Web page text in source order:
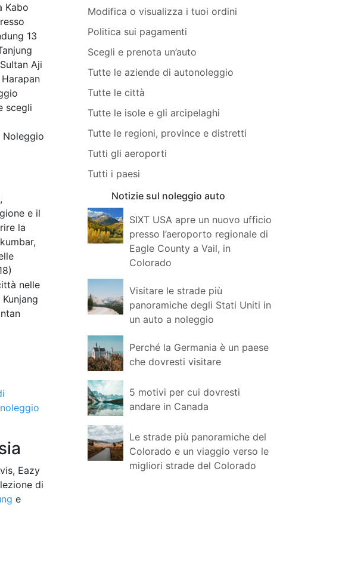
Kabo
13
Aji
scegli
Noleggio
e il
la
nelle
Eazy
di
e
Modifica o visualizza i tuoi ordini
Politica sui pagamenti
Scegli e prenota un’auto
Tutte le aziende di autonoleggio
Tutte le città
Tutte le isole e gli arcipelaghi
Tutte le regioni, province e distretti
Tutti gli aeroporti
Tutti i paesi
Notizie sul noleggio auto
SIXT USA apre un nuovo ufficio
presso l’aeroporto regionale di
Eagle County a Vail, in
Colorado
Visitare le strade più
panoramiche degli Stati Uniti in
un auto a noleggio
Perché la Germania è un paese
che dovresti visitare
5 motivi per cui dovresti
andare in Canada
Le strade più panoramiche del
Colorado e un viaggio verso le
migliori strade del Colorado